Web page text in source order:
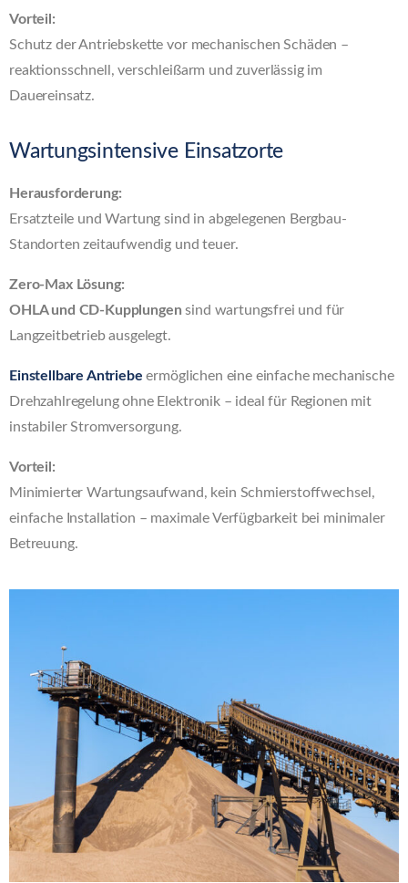
Vorteil:
Schutz der Antriebskette vor mechanischen Schäden –
reaktionsschnell, verschleißarm und zuverlässig im
Dauereinsatz.
Wartungsintensive Einsatzorte
Herausforderung:
Ersatzteile und Wartung sind in abgelegenen Bergbau-
Standorten zeitaufwendig und teuer.
Zero-Max Lösung:
OHLA und CD-Kupplungen sind wartungsfrei und für
Langzeitbetrieb ausgelegt.
Einstellbare Antriebe ermöglichen eine einfache mechanische
Drehzahlregelung ohne Elektronik – ideal für Regionen mit
instabiler Stromversorgung.
Vorteil:
Minimierter Wartungsaufwand, kein Schmierstoffwechsel,
einfache Installation – maximale Verfügbarkeit bei minimaler
Betreuung.